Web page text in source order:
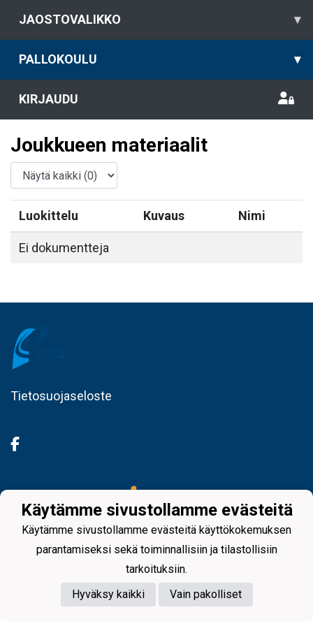
JAOSTOVALIKKO ▾
PALLOKOULU ▾
KIRJAUDU
Joukkueen materiaalit
Luokittelu Kuvaus Nimi
Ei dokumentteja
Tietosuojaseloste
Käytämme sivustollamme evästeitä
Käytämme sivustollamme evästeitä käyttökokemuksen
parantamiseksi sekä toiminnallisiin ja tilastollisiin
tarkoituksiin.
Hyväksy kaikki
Vain pakolliset